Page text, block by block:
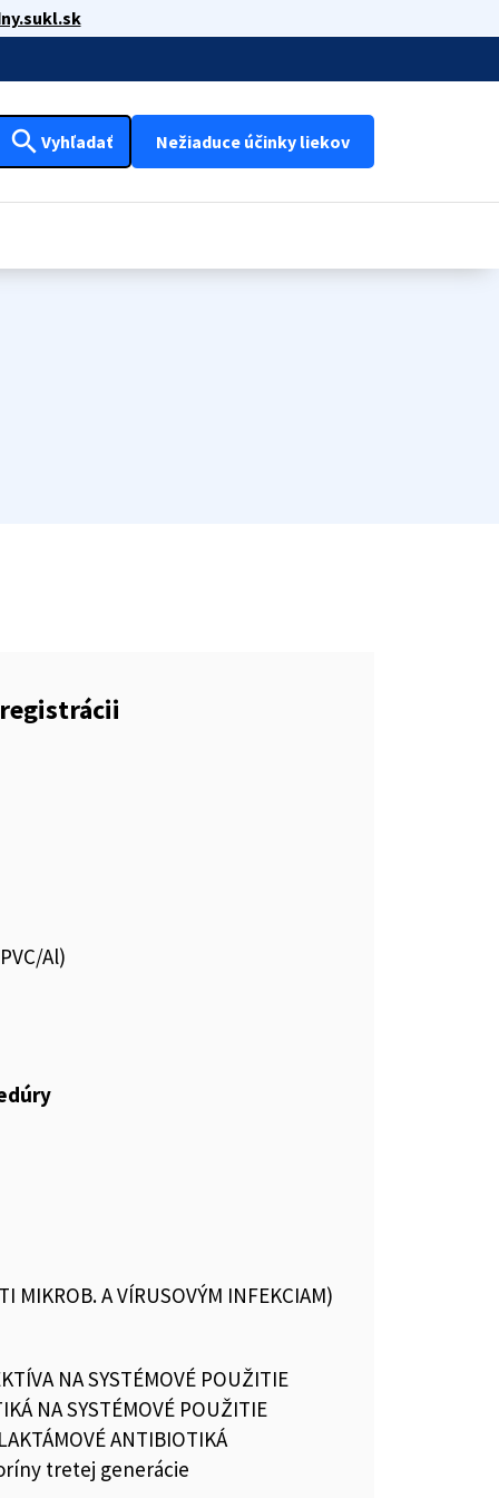
search Vyhľadať Nežiaduce účinky liekov
Al)
MIKROB. A VÍRUSOVÝM INFEKCIAM)
NA SYSTÉMOVÉ POUŽITIE
NA SYSTÉMOVÉ POUŽITIE
ANTIBIOTIKÁ
tretej generácie